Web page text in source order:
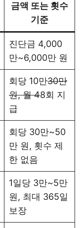
금액 또는 횟수
기준
진단금 4,000
만~6,000만 원
회당 10만30만
원, 월 48회 지
급
회당 30만~50
만 원, 횟수 제
한 없음
1일당 3만~5만
원, 최대 365일
보장